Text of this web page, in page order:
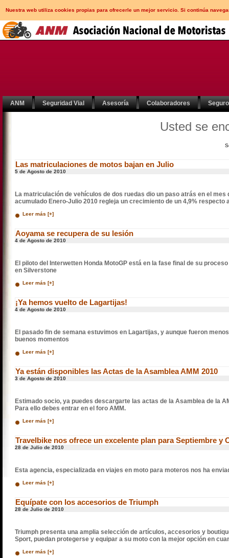
Nuestra web utiliza cookies propias para ofrecerle un mejor servicio. Si continúa
ANM Seguridad Vial Asesoría Colaboradores
Usted se
Las matriculaciones de motos bajan en Julio
5 de Agosto de 2010
La matriculación de vehículos de dos ruedas dio un paso atrás en el
acumulado Enero-Julio 2010 regleja un crecimiento de un 4,9% respecto
Leer más [+]
Aoyama se recupera de su lesión
4 de Agosto de 2010
El piloto del Interwetten Honda MotoGP está en la fase final de su
en Silverstone
Leer más [+]
¡Ya hemos vuelto de Lagartijas!
4 de Agosto de 2010
El pasado fin de semana estuvimos en Lagartijas, y aunque fueron
buenos momentos
Leer más [+]
Ya están disponibles las Actas de la Asamblea AMM 2010
3 de Agosto de 2010
Estimado socio, ya puedes descargarte las actas de la Asamblea de la
Para ello debes entrar en el foro AMM.
Leer más [+]
Travelbike nos ofrece un excelente plan para Septiembre y
28 de Julio de 2010
Esta agencia, especializada en viajes en moto para moteros nos ha
Leer más [+]
Equípate con los accesorios de Triumph
28 de Julio de 2010
Triumph presenta una amplia selección de artículos, accesorios y
Sport, puedan protegerse y equipar a su moto con la mejor opción en
Leer más [+]